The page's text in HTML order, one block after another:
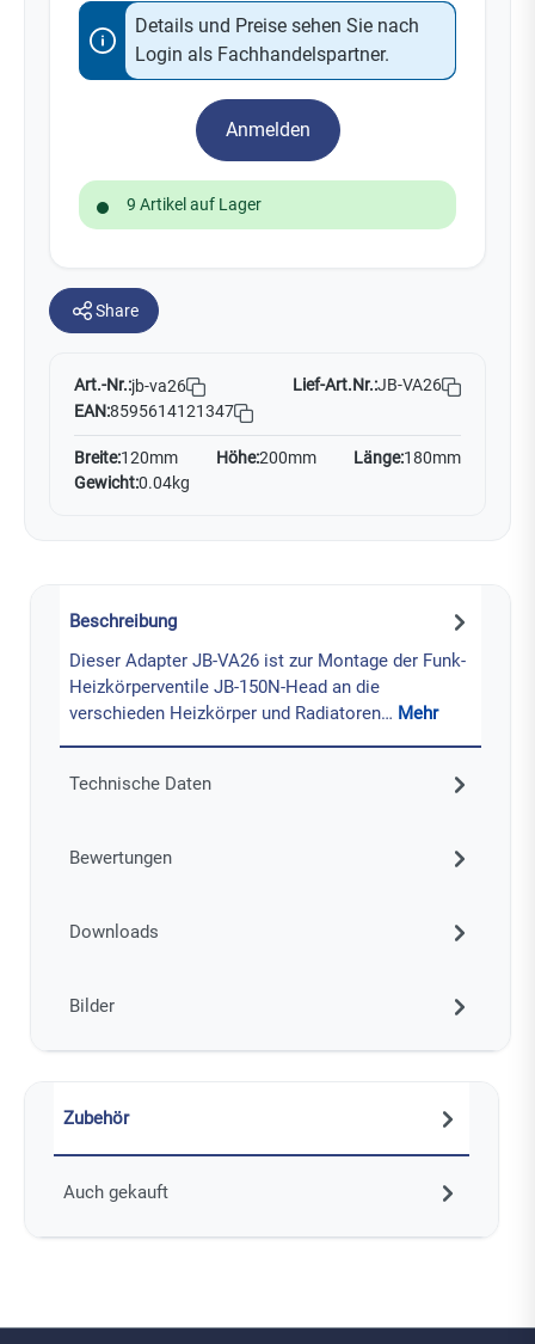
Details und Preise sehen Sie nach
Login als Fachhandelspartner.
Anmelden
9 Artikel auf Lager
Share
Art.-Nr.:jb-va26 Lief-Art.Nr.:JB-VA26
EAN:8595614121347
Breite:120mm Höhe:200mm Länge:180mm
Gewicht:0.04kg
Beschreibung
Dieser Adapter JB-VA26 ist zur Montage der Funk-
Heizkörperventile JB-150N-Head an die
verschieden Heizkörper und Radiatoren… Mehr
Technische Daten
Bewertungen
Downloads
Bilder
Zubehör
Auch gekauft